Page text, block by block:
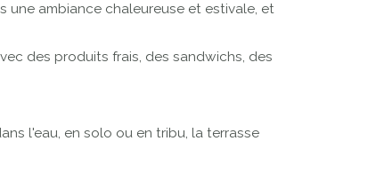
une ambiance chaleureuse et estivale, et
des produits frais, des sandwichs, des
l'eau, en solo ou en tribu, la terrasse